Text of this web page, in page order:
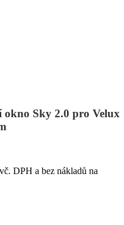
okno Sky 2.0 pro Velux
DPH a bez nákladů na